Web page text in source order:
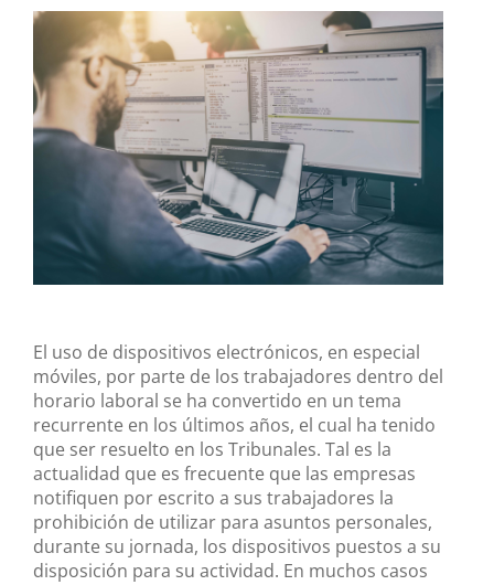
Ver
imagen
más
grande
El uso de dispositivos electrónicos, en especial
móviles, por parte de los trabajadores dentro del
horario laboral se ha convertido en un tema
recurrente en los últimos años, el cual ha tenido
que ser resuelto en los Tribunales. Tal es la
actualidad que es frecuente que las empresas
notifiquen por escrito a sus trabajadores la
prohibición de utilizar para asuntos personales,
durante su jornada, los dispositivos puestos a su
disposición para su actividad. En muchos casos